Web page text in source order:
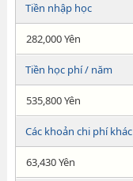
Tiền nhập học
282,000 Yên
Tiền học phí / năm
535,800 Yên
Các khoản chi phí khác
63,430 Yên